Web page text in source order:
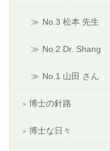
No.3 松本 先生
No.2 Dr. Shang
No.1 山田 さん
博士の針路
博士な日々